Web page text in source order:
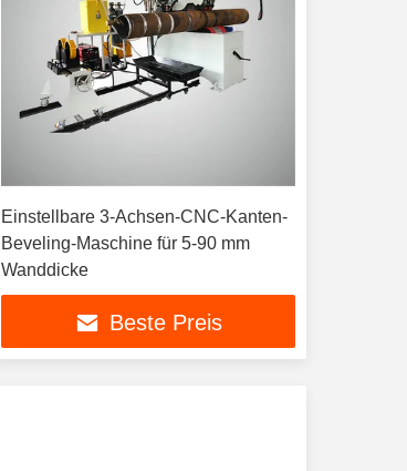
Einstellbare 3-Achsen-CNC-Kanten-
Beveling-Maschine für 5-90 mm
Wanddicke
Beste Preis